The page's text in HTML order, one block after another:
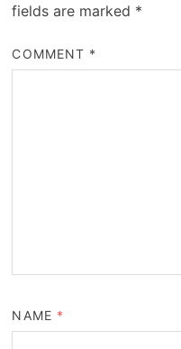
fields are marked *
COMMENT *
NAME *